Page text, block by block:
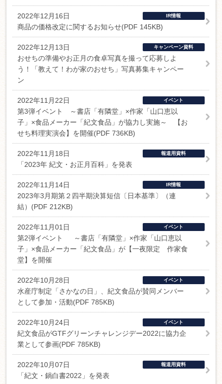
2022年12月16日 IR情報
商品の価格改定に関するお知らせ(PDF 145KB)
2022年12月13日 キャンペーン資料
おせちの準備やお正月の食卓写真を撮って応募しよ
う！「教えて！わが家のおせち」写真募集キャンペー
ン
2022年11月22日 イベント
第3弾イベント ～書店「有隣堂」×作家「山口恵以
子」×食品メーカー「紀文食品」が協力し実施～ 【お
せち料理実演会】を開催(PDF 736KB)
2022年11月18日 報道用資料
「2023年 紀文・お正月百科」を発表
2022年11月14日 IR情報
2023年3月期第２四半期決算短信〔日本基準〕（連
結）(PDF 212KB)
2022年11月01日 イベント
第2弾イベント ～書店「有隣堂」×作家「山口恵以
子」×食品メーカー「紀文食品」が【一夜限定 作家食
堂】を開催
2022年10月28日 イベント
水産庁制定「さかなの日」、紀文食品が賛同メンバー
として参加・活動(PDF 785KB)
2022年10月24日 イベント
紀文食品がGTFグリーンチャレンジデー2022に協力企
業として参画(PDF 785KB)
2022年10月07日 報道用資料
「紀文・鍋白書2022」を発表